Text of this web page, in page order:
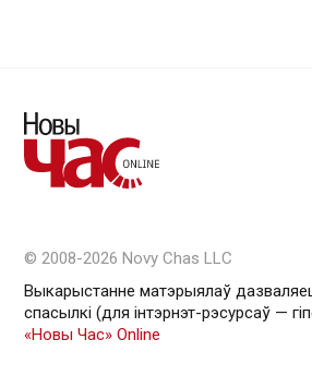
© 2008-2026 Novy Chas LLC
Выкарыстанне матэрыялаў
спасылкі (для інтэрнэт-рэсурсаў —
«Новы Час» Online